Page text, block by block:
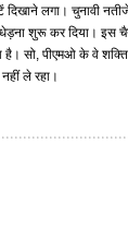
लगा। चुनावी
शुरू कर दिया। इस
सो, पीएमओ के वे
ले रहा।